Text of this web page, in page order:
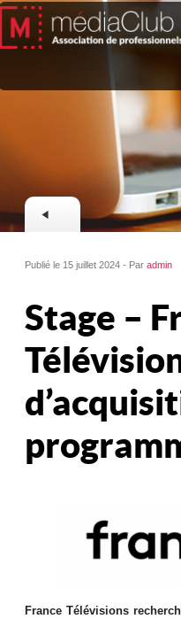
Publié le 15 juillet 2024 - Paradmin
Stage –
France Télévisions